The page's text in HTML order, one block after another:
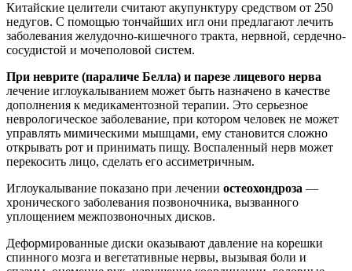
Китайские целители считают акупунктуру средством от 250
недугов. С помощью тончайших игл они предлагают лечить
заболевания желудочно-кишечного тракта, нервной, сердечно-
сосудистой и мочеполовой систем.
При неврите (параличе Белла) и парезе лицевого нерва
лечение иглоукалыванием может быть назначено в качестве
дополнения к медикаментозной терапии. Это серьезное
неврологическое заболевание, при котором человек не может
управлять мимическими мышцами, ему становится сложно
открывать рот и принимать пищу. Воспаленный нерв может
перекосить лицо, сделать его ассиметричным.
Иглоукалывание показано при лечении остеохондроза —
хронического заболевания позвоночника, вызванного
уплощением межпозвоночных дисков.
Деформированные диски оказывают давление на корешки
спинного мозга и вегетативные нервы, вызывая боли и